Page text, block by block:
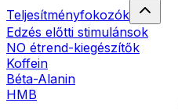
Teljesítményfokozók
Edzés előtti stimulánsok
NO étrend-kiegészítők
Koffein
Béta-Alanin
HMB